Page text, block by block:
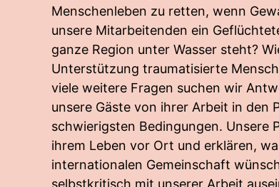
Menschenleben zu retten, wenn
unsere Mitarbeitenden ein
ganze Region unter Wasser steht?
Unterstützung traumatisierte
viele weitere Fragen suchen wir
unsere Gäste von ihrer Arbeit in den
schwierigsten Bedingungen. Unsere
ihrem Leben vor Ort und erklären,
internationalen Gemeinschaft
selbstkritisch mit unserer Arbeit